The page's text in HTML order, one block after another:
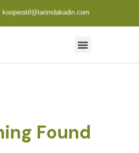
kooperatif@tarimdakadin.com
Found